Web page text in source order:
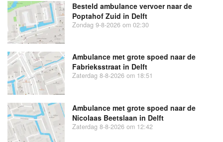
Besteld ambulance vervoer naar de
Poptahof Zuid in Delft
Zondag 9-8-2026 om 02:30
Ambulance met grote spoed naar de
Fabrieksstraat in Delft
Zaterdag 8-8-2026 om 18:51
Ambulance met grote spoed naar de
Nicolaas Beetslaan in Delft
Zaterdag 8-8-2026 om 12:42